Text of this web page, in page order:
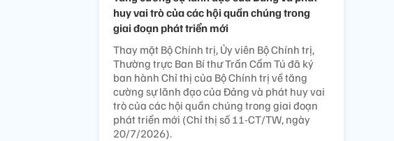
huy vai trò của các hội quần chúng trong
giai đoạn phát triển mới
Thay mặt Bộ Chính trị, Ủy viên Bộ Chính trị,
Thường trực Ban Bí thư Trần Cẩm Tú đã ký
ban hành Chỉ thị của Bộ Chính trị về tăng
cường sự lãnh đạo của Đảng và phát huy vai
trò của các hội quần chúng trong giai đoạn
phát triển mới (Chỉ thị số 11-CT/TW, ngày
20/7/2026).